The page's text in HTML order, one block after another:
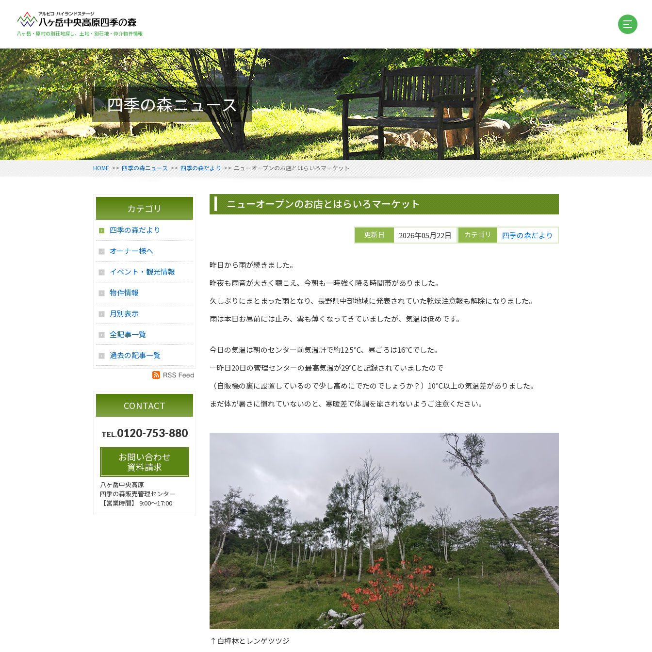
八ヶ岳・原村の別荘地探し、土地・別荘地・仲介物件情報
四季の森ニュース
HOME >> 四季の森ニュース >> 四季の森だより >> ニューオープンのお店とはらいろマーケット
ニューオープンのお店とはらいろマーケット
更新日 2026年05月22日 カテゴリ 四季の森だより
昨日から雨が続きました。
昨夜も雨音が大きく聴こえ、今朝も一時強く降る時間帯がありました。
久しぶりにまとまった雨となり、長野県中部地域に発表されていた乾燥注意報も解除になりました。
雨は本日お昼前には止み、雲も薄くなってきていましたが、気温は低めです。
今日の気温は朝のセンター前気温計で約12.5℃、昼ごろは16℃でした。
一昨日20日の管理センターの最高気温が29℃と記録されていましたので
（自販機の裏に設置しているので少し高めにでたのでしょうか？） 10℃以上の気温差がありました。
まだ体が暑さに慣れていないのと、寒暖差で体調を崩されないようご注意ください。
↑白樺林とレンゲツツジ
カテゴリ
四季の森だより
オーナー様へ
イベント・観光情報
物件情報
月別表示
全記事一覧
過去の記事一覧
CONTACT
TEL.0120-753-880
お問い合わせ
資料請求
八ヶ岳中央高原
四季の森販売管理センター
【営業時間】 9:00～17:00